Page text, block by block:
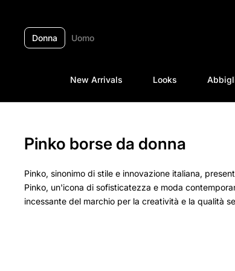
Donna Uomo
New Arrivals Looks
Pinko borse da donna
Pinko, sinonimo di stile e innovazione italiana,
Pinko, un'icona di sofisticatezza e moda
incessante del marchio per la creatività e la qualità